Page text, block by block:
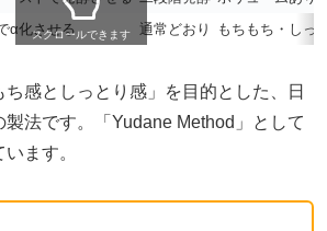
α化させる 通常どおり もちもち・しっ
スクロールできます
感としっとり感」を目的とした、日
法です。「Yudane Method」として
ます。